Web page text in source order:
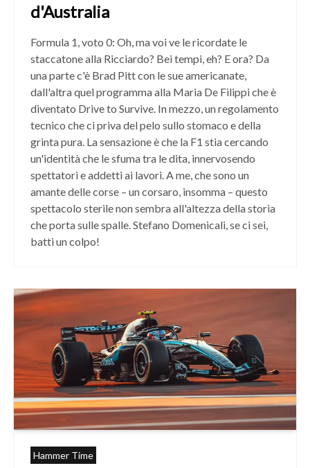
d'Australia
Formula 1, voto 0: Oh, ma voi ve le ricordate le
staccatone alla Ricciardo? Bei tempi, eh? E ora? Da
una parte c'è Brad Pitt con le sue americanate,
dall'altra quel programma alla Maria De Filippi che è
diventato Drive to Survive. In mezzo, un regolamento
tecnico che ci priva del pelo sullo stomaco e della
grinta pura. La sensazione è che la F1 stia cercando
un'identità che le sfuma tra le dita, innervosendo
spettatori e addetti ai lavori. A me, che sono un
amante delle corse – un corsaro, insomma – questo
spettacolo sterile non sembra all'altezza della storia
che porta sulle spalle. Stefano Domenicali, se ci sei,
batti un colpo!
Hammer Time